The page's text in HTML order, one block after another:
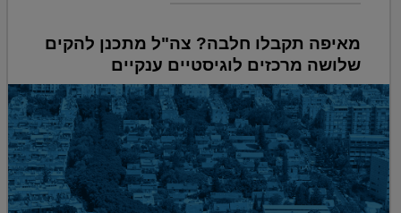
מאיפה תקבלו חלבה? צה"ל מתכנן להקים
שלושה מרכזים לוגיסטיים ענקיים